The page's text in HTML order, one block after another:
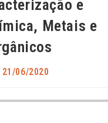
e
Metais e
21/06/2020